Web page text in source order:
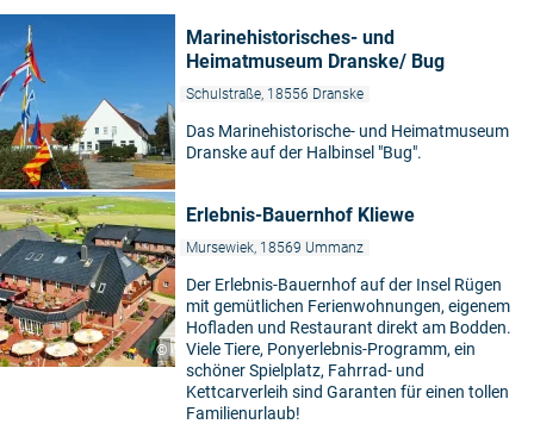
Marinehistorisches- und
Heimatmuseum Dranske/ Bug
Schulstraße, 18556 Dranske
Das Marinehistorische- und Heimatmuseum
Dranske auf der Halbinsel "Bug".
©
Erlebnis-Bauernhof Kliewe
Mursewiek, 18569 Ummanz
Der Erlebnis-Bauernhof auf der Insel Rügen
mit gemütlichen Ferienwohnungen, eigenem
Hofladen und Restaurant direkt am Bodden.
Viele Tiere, Ponyerlebnis-Programm, ein
schöner Spielplatz, Fahrrad- und
Kettcarverleih sind Garanten für einen tollen
Familienurlaub!